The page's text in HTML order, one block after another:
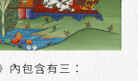
內包含有三：